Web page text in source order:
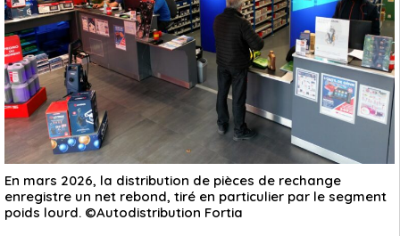
En mars 2026, la distribution de pièces de rechange
enregistre un net rebond, tiré en particulier par le segment
poids lourd. ©Autodistribution Fortia